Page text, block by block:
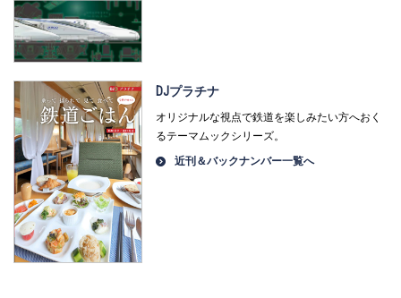
DJプラチナ
オリジナルな視点で鉄道を楽しみたい方へおく
るテーマムックシリーズ。
近刊＆バックナンバー一覧へ